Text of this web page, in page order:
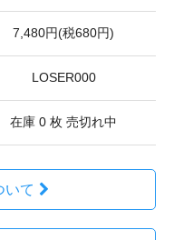
7,480円(税680円)
LOSER000
在庫 0 枚 売切れ中
いて